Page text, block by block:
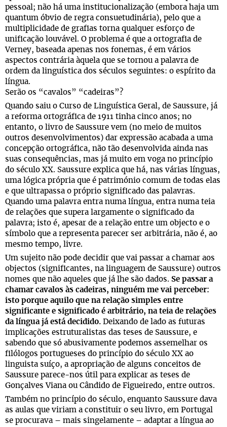
pessoal; não há uma institucionalização (embora haja um
quantum óbvio de regra consuetudinária), pelo que a
multiplicidade de grafias torna qualquer esforço de
unificação louvável. O problema é que a ortografia de
Verney, baseada apenas nos fonemas, é em vários
aspectos contrária àquela que se tornou a palavra de
ordem da linguística dos séculos seguintes: o espírito da
língua.
Serão os “cavalos” “cadeiras”?
Quando saiu o Curso de Linguística Geral, de Saussure, já
a reforma ortográfica de 1911 tinha cinco anos; no
entanto, o livro de Saussure vem (no meio de muitos
outros desenvolvimentos) dar expressão acabada a uma
concepção ortográfica, não tão desenvolvida ainda nas
suas consequências, mas já muito em voga no princípio
do século XX. Saussure explica que há, nas várias línguas,
uma lógica própria que é património comum de todas elas
e que ultrapassa o próprio significado das palavras.
Quando uma palavra entra numa língua, entra numa teia
de relações que supera largamente o significado da
palavra; isto é, apesar de a relação entre um objecto e o
símbolo que a representa parecer ser arbitrária, não é, ao
mesmo tempo, livre.
Um sujeito não pode decidir que vai passar a chamar aos
objectos (significantes, na linguagem de Saussure) outros
nomes que não aqueles que já lhe são dados. Se passar a
chamar cavalos às cadeiras, ninguém me vai perceber:
isto porque aquilo que na relação simples entre
significante e significado é arbitrário, na teia de relações
da língua já está decidido. Deixando de lado as futuras
implicações estruturalistas das teses de Saussure, e
sabendo que só abusivamente podemos assemelhar os
filólogos portugueses do princípio do século XX ao
linguista suíço, a apropriação de alguns conceitos de
Saussure parece-nos útil para explicar as teses de
Gonçalves Viana ou Cândido de Figueiredo, entre outros.
Também no princípio do século, enquanto Saussure dava
as aulas que viriam a constituir o seu livro, em Portugal
se procurava – mais singelamente – adaptar a língua ao